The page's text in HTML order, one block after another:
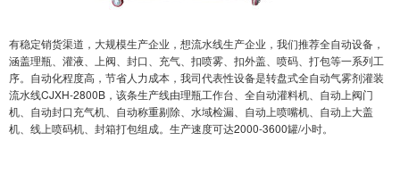
有稳定销货渠道，大规模生产企业，想流水线生产企业，我们推荐全自动设备，
涵盖理瓶、灌液、上阀、封口、充气、扣喷雾、扣外盖、喷码、打包等一系列工
序。自动化程度高，节省人力成本，我司代表性设备是转盘式全自动气雾剂灌装
流水线CJXH-2800B ，该条生产线由理瓶工作台、全自动灌料机、自动上阀门
机、自动封口充气机、自动称重剔除、水域检漏、自动上喷嘴机、自动上大盖
机、线上喷码机、封箱打包组成。生产速度可达2000-3600罐/小时。